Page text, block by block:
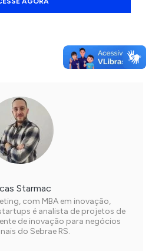
Starmac
com MBA em inovação,
é analista de projetos de
de inovação para negócios
do Sebrae RS.